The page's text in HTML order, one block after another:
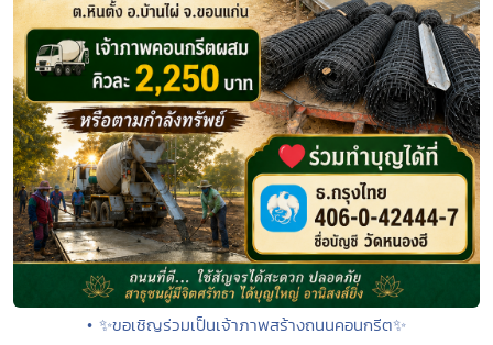
• ✨ขอเชิญร่วมเป็นเจ้าภาพสร้างถนนคอนกรีต✨